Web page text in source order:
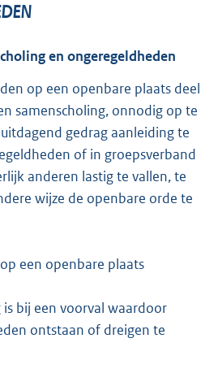
en ongeregeldheden
op een openbare plaats deel
samenscholing, onnodig op te
gedrag aanleiding te
of in groepsverband
anderen lastig te vallen, te
wijze de openbare orde te
een openbare plaats
is bij een voorval waardoor
ontstaan of dreigen te